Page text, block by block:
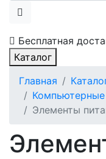
Бесплатная
Каталог
Главная
Элементы